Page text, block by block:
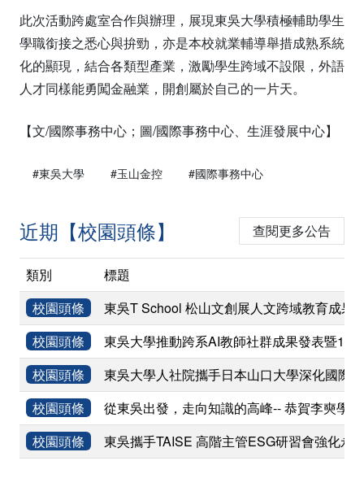
此次活動跨處室合作與辦理，展現東吳大學積極輔助學生
學職銜接之悉心與拚勁，亦是本校就業輔導舉措成熟系統
化的顯現，結合各類型產業，激勵學生跨域不設限，外語
人才同樣能勇闖金融業，開創屬於自己的一片天。
【文/國際事務中心；圖/國際事務中心、生涯發展中心】
#東吳大學 #玉山金控 #國際事務中心
近期【校園頭條】 查閱更多公告
類別
標題
校園頭條
東吳T School 松山文創展人文跨域教育成果
校園頭條
東吳大學推動跨系AI教師社群成果發表暨
校園頭條
東吳大學人社院攜手日本山口大學深化國際
校園頭條
從東吳出發，走向知識的高峰-- 恭賀李奭學
校園頭條
東吳攜手TAISE 高階主管ESG研習會強化永